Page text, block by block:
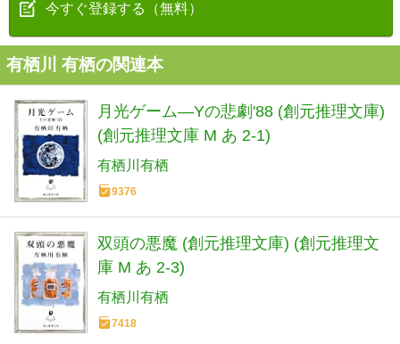
今すぐ登録する（無料）
有栖川 有栖の関連本
月光ゲーム―Yの悲劇'88 (創元推理文庫)
(創元推理文庫 M あ 2-1)
有栖川有栖
9376
双頭の悪魔 (創元推理文庫) (創元推理文
庫 M あ 2-3)
有栖川有栖
7418